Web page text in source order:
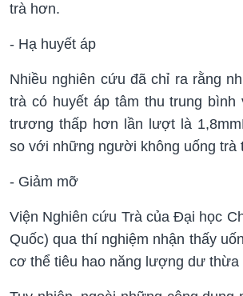
trà hơn.
- Hạ huyết áp
Nhiều nghiên cứu đã chỉ ra rằng
trà có huyết áp tâm thu trung bình
trương thấp hơn lần lượt là
so với những người không uống trà
- Giảm mỡ
Viện Nghiên cứu Trà của Đại học
Quốc) qua thí nghiệm nhận thấy
cơ thể tiêu hao năng lượng dư thừa